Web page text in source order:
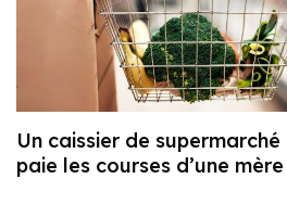
Un caissier de
paie les courses d’une